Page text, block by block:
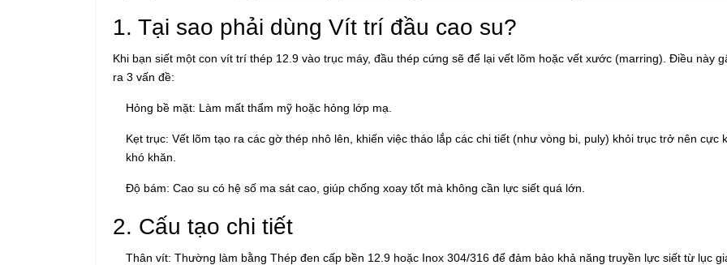
1. Tại sao phải dùng Vít trí đầu cao su?
Khi bạn siết một con vít trí thép 12.9 vào trục máy, đầu thép cứng sẽ để lại vết lõm hoặc vết xước (marring). Điều này
ra 3 vấn đề:
Hỏng bề mặt: Làm mất thẩm mỹ hoặc hỏng lớp mạ.
Kẹt trục: Vết lõm tạo ra các gờ thép nhô lên, khiến việc tháo lắp các chi tiết (như vòng bi, puly) khỏi trục trở nên cực
khó khăn.
Độ bám: Cao su có hệ số ma sát cao, giúp chống xoay tốt mà không cần lực siết quá lớn.
2. Cấu tạo chi tiết
Thân vít: Thường làm bằng Thép đen cấp bền 12.9 hoặc Inox 304/316 để đảm bảo khả năng truyền lực siết từ lục